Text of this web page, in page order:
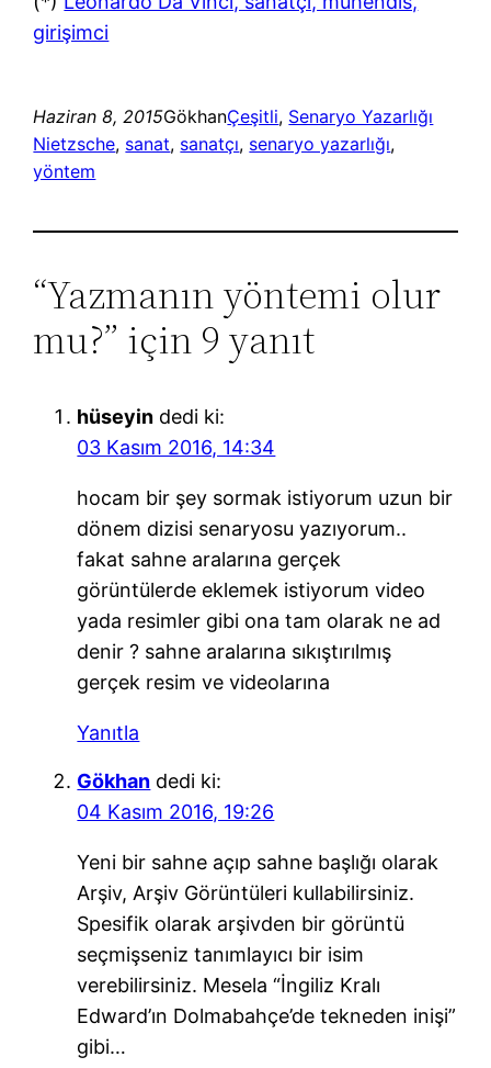
girişimci
Haziran 8, 2015GökhanÇeşitli, Senaryo Yazarlığı
Nietzsche, sanat, sanatçı, senaryo yazarlığı
yöntem
“Yazmanın yöntemi olur
mu?” için 9 yanıt
hüseyin dedi ki:
03 Kasım 2016, 14:34
hocam bir şey sormak istiyorum uzun bir
dönem dizisi senaryosu yazıyorum..
fakat sahne aralarına gerçek
görüntülerde eklemek istiyorum video
yada resimler gibi ona tam olarak ne ad
denir ? sahne aralarına sıkıştırılmış
gerçek resim ve videolarına
Yanıtla
Gökhan dedi ki:
04 Kasım 2016, 19:26
Yeni bir sahne açıp sahne başlığı olarak
Arşiv, Arşiv Görüntüleri kullabilirsiniz.
Spesifik olarak arşivden bir görüntü
seçmişseniz tanımlayıcı bir isim
verebilirsiniz. Mesela “İngiliz Kralı
Edward’ın Dolmabahçe’de tekneden inişi”
gibi…